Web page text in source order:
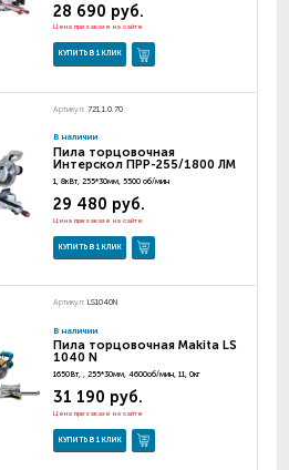
28 690 руб.
Цена при заказе на сайте
КУПИТЬ В 1 КЛИК
Артикул: 721.1.0.70
В наличии
Пила торцовочная
Интерскол ПРР-255/1800 ЛМ
1, 8кВт, 255*30мм, 5500 об/мин
29 480 руб.
Цена при заказе на сайте
КУПИТЬ В 1 КЛИК
Артикул: LS1040N
В наличии
Пила торцовочная Makita LS
1040 N
1650Вт, , 255*30мм, 4600об/мин, 11, 0кг
31 190 руб.
Цена при заказе на сайте
КУПИТЬ В 1 КЛИК